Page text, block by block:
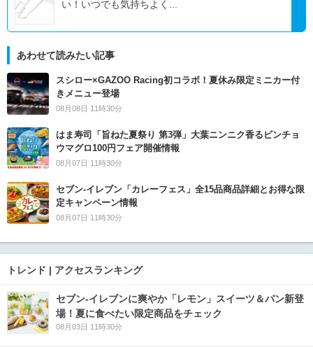
い！いつでも気持ちよく...
あわせて読みたい記事
スシロー×GAZOO Racing初コラボ！夏休み限定ミニカー付
きメニュー登場
08月08日 11時30分
はま寿司「旨ねた夏祭り 第3弾」大葉ニンニク香るビンチョ
ウマグロ100円フェア開催情報
08月07日 11時30分
セブン‐イレブン「カレーフェス」全15品商品詳細とお得な限
定キャンペーン情報
08月07日 11時30分
トレンド | アクセスランキング
セブン‐イレブンに爽やか「レモン」スイーツ＆パン新登
場！夏に食べたい限定商品をチェック
08月03日 11時30分